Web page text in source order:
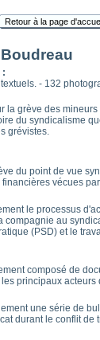
Retour à la page
:
- 132
la grève des
du syndicalisme
grévistes.
du point de vue
vécues
le processus
compagnie au
(PSD) et le
composé de
principaux
une série de
durant le conflit de